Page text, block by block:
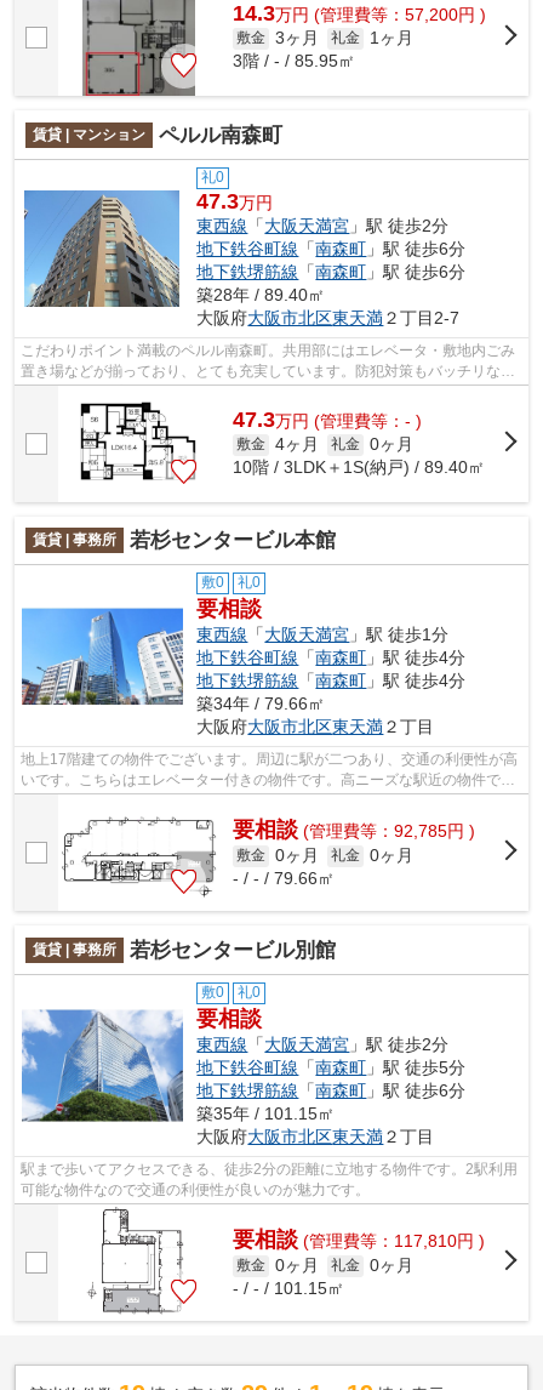
14.3万円 (管理費等：57,200円 )
敷金 3ヶ月 礼金
1ヶ月
3階 / - / 85.95㎡
賃貸 | マンション ペルル南森町
礼0
47.3万円
東西線 「大阪天満宮 」駅 徒歩2分
地下鉄谷町線 「南森町 」駅 徒歩6分
地下鉄堺筋線 「南森町 」駅 徒歩6分
築28年 / 89.40㎡
大阪府大阪市北区東天満２丁目2-7
こだわりポイント満載のペルル南森町。共用部にはエレベータ・敷地内ごみ
置き場などが揃っており、とても充実しています。防犯対策もバッチリなマ
ンションタイプの物件です。弊社では...
47.3万円 (管理費等：- )
敷金 4ヶ月 礼金 0ヶ月
10階 / 3LDK＋1S(納戸) / 89.40㎡
賃貸 | 事務所 若杉センタービル本館
敷0 礼0
要相談
東西線 「大阪天満宮 」駅 徒歩1分
地下鉄谷町線 「南森町 」駅 徒歩4分
地下鉄堺筋線 「南森町 」駅 徒歩4分
築34年 / 79.66㎡
大阪府大阪市北区東天満２丁目
地上17階建ての物件でございます。周辺に駅が二つあり、交通の利便性が高
いです。こちらはエレベーター付きの物件です。高ニーズな駅近の物件で、
要相談 (管理費等：92,785円 )
敷金 0ヶ月 礼金 0ヶ月
- / - / 79.66㎡
賃貸 | 事務所 若杉センタービル別館
敷0 礼0
要相談
東西線 「大阪天満宮 」駅 徒歩2分
地下鉄谷町線 「南森町 」駅 徒歩5分
地下鉄堺筋線 「南森町 」駅 徒歩6分
築35年 / 101.15㎡
大阪府大阪市北区東天満２丁目
駅まで歩いてアクセスできる、徒歩2分の距離に立地する物件です。2駅利用
可能な物件なので交通の利便性が良いのが魅力です。
要相談 (管理費等：117,810円 )
敷金 0ヶ月 礼金 0ヶ月
- / - / 101.15㎡